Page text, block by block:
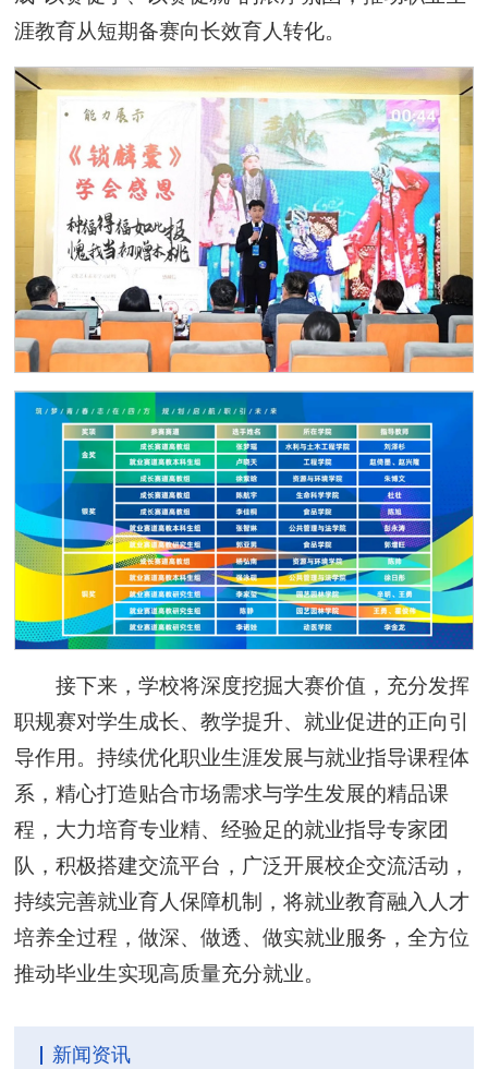
涯教育从短期备赛向长效育人转化。
接下来，学校将深度挖掘大赛价值，充分发挥
职规赛对学生成长、教学提升、就业促进的正向引
导作用。持续优化职业生涯发展与就业指导课程体
系，精心打造贴合市场需求与学生发展的精品课
程，大力培育专业精、经验足的就业指导专家团
队，积极搭建交流平台，广泛开展校企交流活动，
持续完善就业育人保障机制，将就业教育融入人才
培养全过程，做深、做透、做实就业服务，全方位
推动毕业生实现高质量充分就业。
新闻资讯